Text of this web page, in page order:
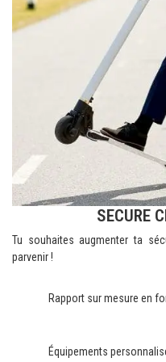
SECURE
Tu souhaites augmenter ta
parvenir !
Rapport sur mesure en
Équipements